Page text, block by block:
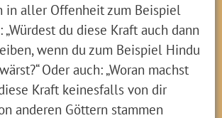
in aller Offenheit zum Beispiel
du diese Kraft auch dann
wenn du zum Beispiel Hindu
Oder auch: „Woran machst
Kraft keinesfalls von dir
anderen Göttern stammen